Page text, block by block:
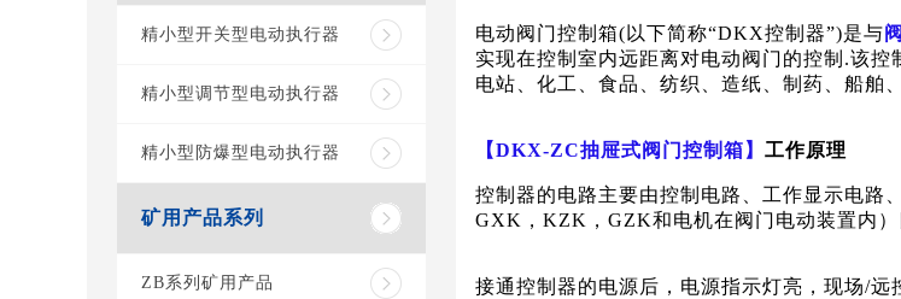
精小型开关型电动执行器
精小型调节型电动执行器
精小型防爆型电动执行器
矿用产品系列
ZB系列矿用产品
电动阀门控制箱(以下简称“DKX控制器”)是与
实现在控制室内远距离对电动阀门的控制.该控
电站、化工、食品、纺织、造纸、制药、船舶
【DKX-ZC抽屉式阀门控制箱】 工作原理
控制器的电路主要由控制电路、工作显示电路
GXK，KZK，GZK和电机在阀门电动装置内）
接通控制器的电源后，电源指示灯亮，现场/远